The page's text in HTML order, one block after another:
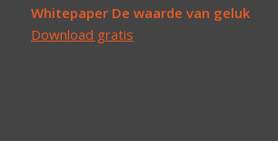
Whitepaper De waarde van geluk
Download gratis